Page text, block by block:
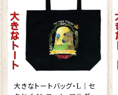
大きなトートバッグ・L｜セ